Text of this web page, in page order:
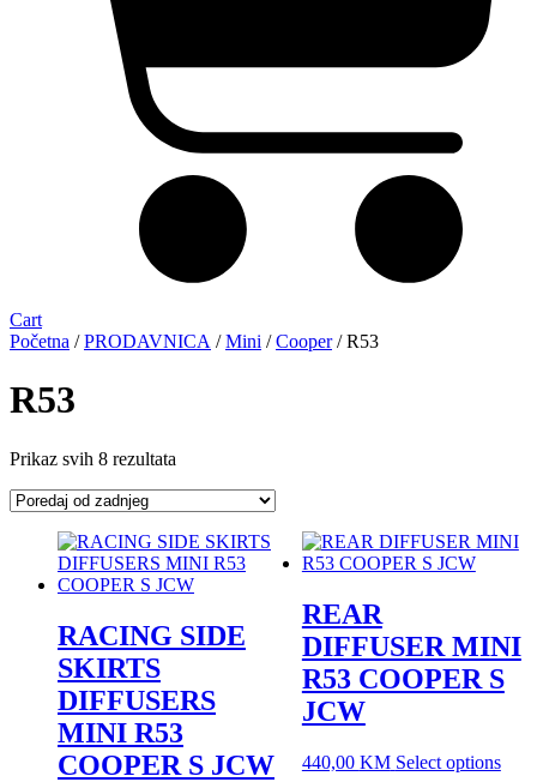
Cart
Početna /PRODAVNICA /Mini /Cooper/ R53
R53
Prikaz svih 8 rezultata
RACING SIDE
SKIRTS
DIFFUSERS
MINI R53
COOPER S JCW
REAR
DIFFUSER MINI
R53 COOPER S
JCW
440,00 KM Select options